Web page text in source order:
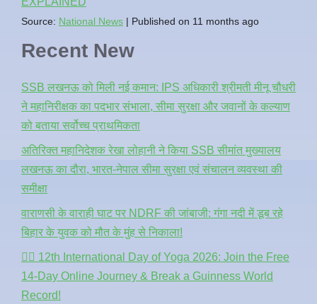
Source: National News Published on 11 months ago
Recent New
SSB लखनऊ को मिली नई कमान: IPS अधिकारी श्रीमती मीनू चौधरी
ने महानिरीक्षक का पदभार संभाला, सीमा सुरक्षा और जवानों के कल्याण
को बताया सर्वोच्च प्राथमिकता
अतिरिक्त महानिदेशक रेखा लोहानी ने किया SSB सीमांत मुख्यालय
लखनऊ का दौरा, भारत-नेपाल सीमा सुरक्षा एवं संचालन व्यवस्था की
समीक्षा
वाराणसी के वाराही घाट पर NDRF की जांबाजी: गंगा नदी में डूब रहे
बिहार के युवक को मौत के मुंह से निकाला!
🧘‍♂️ 12th International Day of Yoga 2026: Join the Free
14-Day Online Journey & Break a Guinness World
Record!